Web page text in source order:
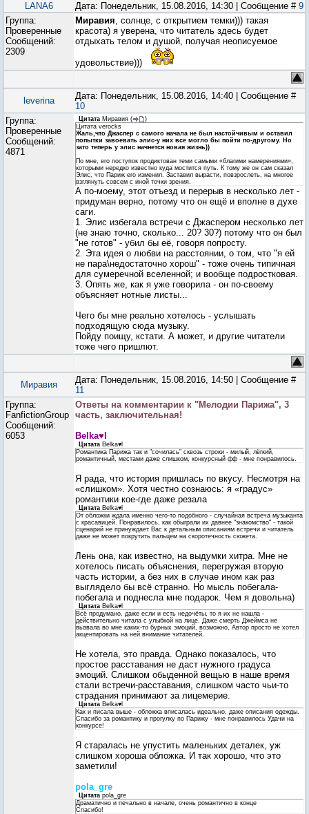
LANA6 Дата: Понедельник, 15.08.2016, 14:30 | Сообщение # 9
Группа:
Проверенные
Сообщений:
2309
Миравия, солнце, с открытием темки))) такая
красота) я уверена, что читатель здесь будет
отдыхать телом и душой, получая неописуемое
удовольствие)))
leverina
Дата: Понедельник, 15.08.2016, 14:40 | Сообщение #
10
Группа:
Проверенные
Сообщений:
4871
Цитата Миравия (
)
Цитата verocks
Жаль,что Джаспер с самого начала не был настойчивым и оставил
попытки завоевать элис-у них все могло бы пойти по-другому. Но
зато теперь у элис начнется новая жизнь))
По мне, его поступок продиктован теми самыми «благими намерениями»,
которыми нередко известно куда мостится путь. К тому же он сам сказал
Элис, что Париж его изменил. Заставил вырасти, повзрослеть, на многое
взглянуть совсем с иной точки зрения.
А по-моему, этот отъезд и перерыв в несколько лет -
придуман верно, потому что он ещё и вполне в духе
саги.
1. Элис избегала встречи с Джаспером несколько лет
(не знаю точно, сколько... 20? 30?) потому что он был
"не готов" - убил бы её, говоря попросту.
2. Эта идея о любви на расстоянии, о том, что "я ей
не пара\недостаточно хорош" - тоже очень типичная
для сумеречной вселенной; и вообще подростковая.
3. Опять же, как я уже говорила - он по-своему
объясняет нотные листы...
Чего бы мне реально хотелось - услышать
подходящую сюда музыку.
Пойду поищу, кстати. А может, и другие читатели
тоже чего пришлют.
Миравия
Дата: Понедельник, 15.08.2016, 14:50 | Сообщение #
11
Группа:
FanfictionGroup
Сообщений:
6053
Ответы на комментарии к "Мелодии Парижа", 3
часть, заключительная!
Belka♥l
Цитата Belka♥l
Романтика Парижа так и "сочилась" сквозь строки - милый, лёгкий,
романтичный, местами даже слишком, конкурсный фф - мне понравилось.
Я рада, что история пришлась по вкусу. Несмотря на
«слишком». Хотя честно сознаюсь: я «градус»
романтики кое-где даже резала
Цитата Belka♥l
От обложки ждала именно чего-то подобного - случайная встреча музыканта
с красавицей. Понравилось, как обыграли их давнее "знакомство" - такой
сценарий не принуждает Вас к детальным описаниям встречи и читатель
даже не может покрутить пальцем на скоротечность сюжета.
Лень она, как известно, на выдумки хитра. Мне не
хотелось писать объяснения, перегружая вторую
часть истории, а без них в случае ином как раз
выглядело бы всё странно. Но мысль побегала-
побегала и поднесла мне подарок. Чем я довольна)
Цитата Belka♥l
Всё продумано, даже если и есть недочёты, то я их не нашла -
действительно читала с улыбкой на лице. Даже смерть Джеймса не
вызвала во мне каких-то бурных эмоций, возможно, Автор просто не хотел
акцентировать на ней внимание читателей.
Не хотела, это правда. Однако показалось, что
простое расставания не даст нужного градуса
эмоций. Слишком обыденной вещью в наше время
стали встречи-расставания, слишком часто чьи-то
страдания принимают за лицемерие.
Цитата Belka♥l
Как и писала выше - обложка вписалась идеально, даже описания одежды.
Спасибо за романтику и прогулку по Парижу - мне понравилось Удачи на
конкурсе!
Я старалась не упустить маленьких деталек, уж
слишком хороша обложка. И так хорошо, что это
заметили!
pola_gre
Цитата pola_gre
Драматично и печально в начале, очень романтично в конце
Спасибо!